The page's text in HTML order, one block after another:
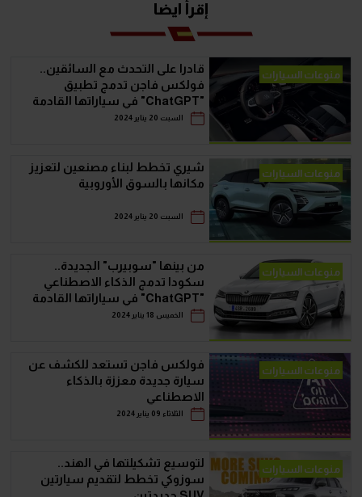
إقرأ ايضا
منوعات السيارات
قادرا على التحدث مع السائقين..
فولكس فاجن تدمج تطبيق
"ChatGPT" في سياراتها القادمة
السبت 20 يناير 2024
منوعات السيارات
شيري تخطط لبناء مصنعين لتعزيز
مكانها بالسوق الأوروبية
السبت 20 يناير 2024
منوعات السيارات
من بينها "سوبيرب" الجديدة..
سكودا تدمج الذكاء الاصطناعي
"ChatGPT" في سياراتها القادمة
الخميس 18 يناير 2024
منوعات السيارات
فولكس فاجن تستعد للكشف عن
سيارة جديدة معززة بالذكاء
الاصطناعي
الثلاثاء 09 يناير 2024
منوعات السيارات
لتوسيع تشكيلتها في الهند..
سوزوكي تخطط لتقديم سيارتين